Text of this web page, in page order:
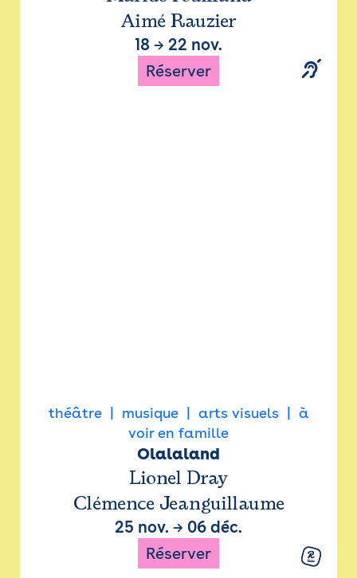
Aimé Rauzier
18 → 22 nov.
Réserver
théâtre musique arts visuels
à
voir en famille
Olalaland
Lionel Dray
Clémence Jeanguillaume
25 nov. → 06 déc.
Réserver